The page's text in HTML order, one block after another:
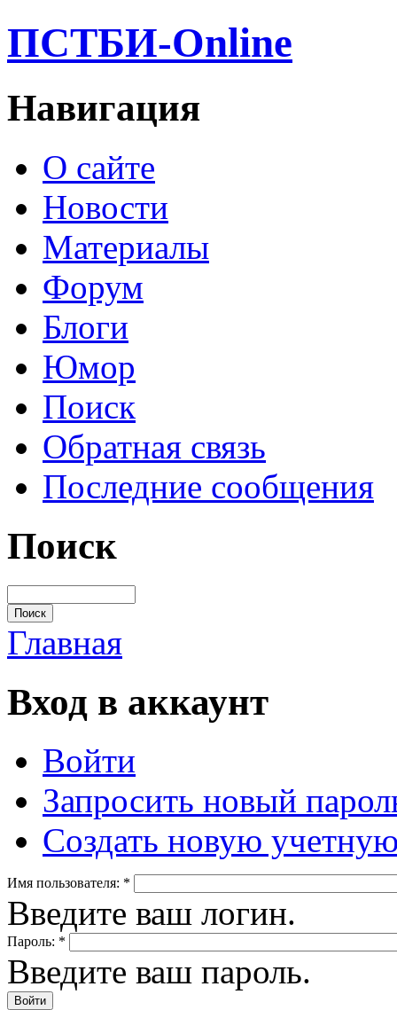
ПСТБИ-Online
Навигация
О сайте
Новости
Материалы
Форум
Блоги
Юмор
Поиск
Обратная связь
Последние сообщения
Поиск
Главная
Вход в аккаунт
Войти
Запросить новый
Создать новую
Имя пользователя: *
Введите ваш логин.
Пароль: *
Введите ваш пароль.